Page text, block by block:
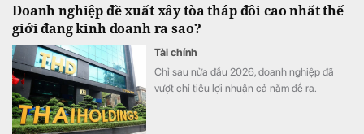
Doanh nghiệp đề xuất xây tòa tháp đôi cao nhất thế
giới đang kinh doanh ra sao?
Tài chính
Chỉ sau nửa đầu 2026, doanh nghiệp đã
vượt chỉ tiêu lợi nhuận cả năm đề ra.